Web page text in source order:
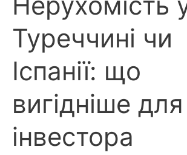
Туреччині чи
Іспанії: що
вигідніше для
інвестора